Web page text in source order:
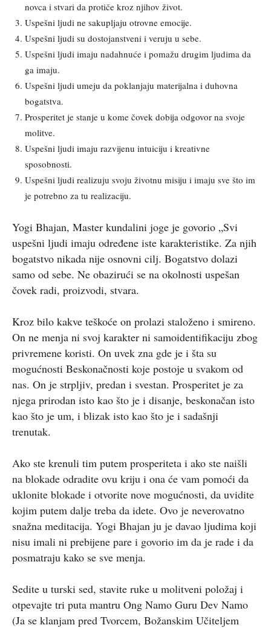
novca i stvari da protiče kroz njihov život.
Uspešni ljudi ne sakupljaju otrovne emocije.
Uspešni ljudi su dostojanstveni i veruju u sebe.
Uspešni ljudi imaju nadahnuće i pomažu drugim ljudima da
ga imaju.
Uspešni ljudi umeju da poklanjaju materijalna i duhovna
bogatstva.
Prosperitet je stanje u kome čovek dobija odgovor na svoje
molitve.
Uspešni ljudi imaju razvijenu intuiciju i kreativne
sposobnosti.
Uspešni ljudi realizuju svoju životnu misiju i imaju sve što im
je potrebno za tu realizaciju.
Yogi Bhajan, Master kundalini joge je govorio „Svi
uspešni ljudi imaju određene iste karakteristike. Za njih
bogatstvo nikada nije osnovni cilj. Bogatstvo dolazi
samo od sebe. Ne obazirući se na okolnosti uspešan
čovek radi, proizvodi, stvara.
Kroz bilo kakve teškoće on prolazi staloženo i smireno.
On ne menja ni svoj karakter ni samoidentifikaciju zbog
privremene koristi. On uvek zna gde je i šta su
mogućnosti Beskonačnosti koje postoje u svakom od
nas. On je strpljiv, predan i svestan. Prosperitet je za
njega prirodan isto kao što je i disanje, beskonačan isto
kao što je um, i blizak isto kao što je i sadašnji
trenutak.
Ako ste krenuli tim putem prosperiteta i ako ste naišli
na blokade odradite ovu kriju i ona će vam pomoći da
uklonite blokade i otvorite nove mogućnosti, da uvidite
kojim putem dalje treba da idete. Ovo je neverovatno
snažna meditacija. Yogi Bhajan ju je davao ljudima koji
nisu imali ni prebijene pare i govorio im da je rade i da
posmatraju kako se sve menja.
Sedite u turski sed, stavite ruke u molitveni položaj i
otpevajte tri puta mantru Ong Namo Guru Dev Namo
(Ja se klanjam pred Tvorcem, Božanskim Učiteljem